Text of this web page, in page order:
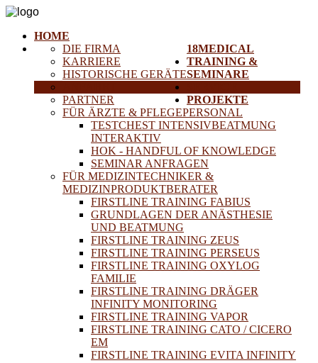
HOME
18MEDICAL
DIE FIRMA
KARRIERE
HISTORISCHE GERÄTE
PARTNER
TRAINING &
SEMINARE
FÜR ÄRZTE & PFLEGEPERSONAL
TESTCHEST INTENSIVBEATMUNG
INTERAKTIV
HOK - HANDFUL OF KNOWLEDGE
SEMINAR ANFRAGEN
FÜR MEDIZINTECHNIKER &
MEDIZINPRODUKTBERATER
FIRSTLINE TRAINING FABIUS
GRUNDLAGEN DER ANÄSTHESIE
UND BEATMUNG
FIRSTLINE TRAINING ZEUS
FIRSTLINE TRAINING PERSEUS
FIRSTLINE TRAINING OXYLOG
FAMILIE
FIRSTLINE TRAINING DRÄGER
INFINITY MONITORING
FIRSTLINE TRAINING VAPOR
FIRSTLINE TRAINING CATO / CICERO
EM
FIRSTLINE TRAINING EVITA INFINITY
PROJEKTE